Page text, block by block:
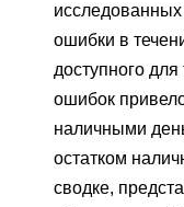
ошибки в
доступного
ошибок
наличными
остатком
сводке,